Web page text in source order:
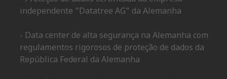
independente "Datatree AG" da Alemanha
- Data center de alta segurança na Alemanha com
regulamentos rigorosos de proteção de dados da
República Federal da Alemanha